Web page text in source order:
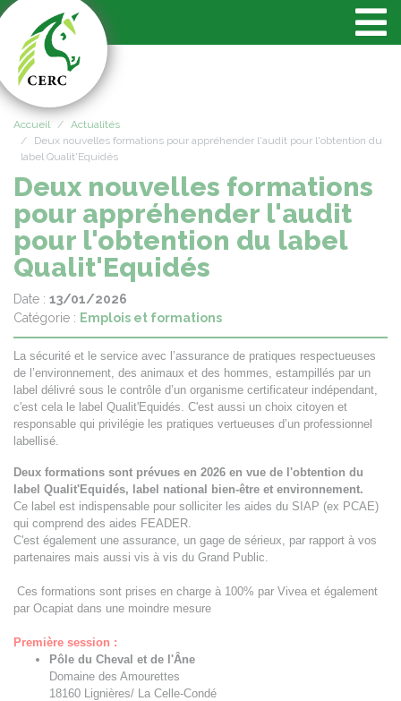
Accueil
Actualités
Deux nouvelles formations pour appréhender l'audit pour l'obtention du
label Qualit'Equidés
Deux nouvelles formations
pour appréhender l'audit
pour l'obtention du label
Qualit'Equidés
Date : 13/01/2026
Catégorie : Emplois et formations
La sécurité et le service avec l’assurance de pratiques respectueuses
de l’environnement, des animaux et des hommes, estampillés par un
label délivré sous le contrôle d’un organisme certificateur indépendant,
c'est cela le label Qualit'Equidés. C'est aussi un choix citoyen et
responsable qui privilégie les pratiques vertueuses d’un professionnel
labellisé.
Deux formations sont prévues en 2026 en vue de l'obtention du
label Qualit'Equidés, label national bien-être et environnement.
Ce label est indispensable pour solliciter les aides du SIAP (ex PCAE)
qui comprend des aides FEADER.
C'est également une assurance, un gage de sérieux, par rapport à vos
partenaires mais aussi vis à vis du Grand Public.
Ces formations sont prises en charge à 100% par Vivea et également
par Ocapiat dans une moindre mesure
Première session :
Pôle du Cheval et de l'Âne
Domaine des Amourettes
18160 Lignières/ La Celle-Condé
Panneau de gestion des cookies